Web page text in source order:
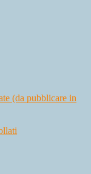
(da pubblicare in